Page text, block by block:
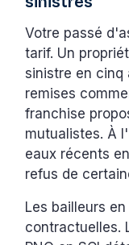
Votre passé
tarif. Un
sinistre en cinq
remises
franchise
mutualistes. À
eaux récents
refus de
Les bailleurs
contractuelles.